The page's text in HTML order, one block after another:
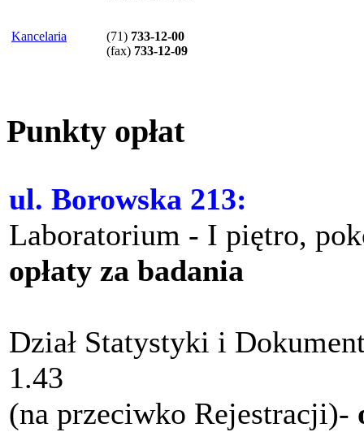
Kancelaria (71) 733-12-00
(fax) 733-12-09
Punkty opłat
ul. Borowska 213:
Laboratorium - I piętro,
opłaty za badania
Dział Statystyki i
1.43
(na przeciwko Rejestracji)-